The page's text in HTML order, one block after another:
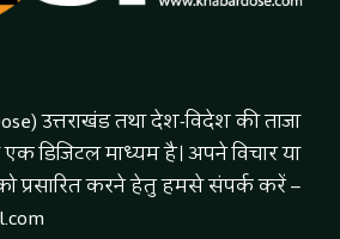
उत्तराखंड तथा देश-विदेश की ताजा
डिजिटल माध्यम है। अपने विचार या
प्रसारित करने हेतु हमसे संपर्क करें –